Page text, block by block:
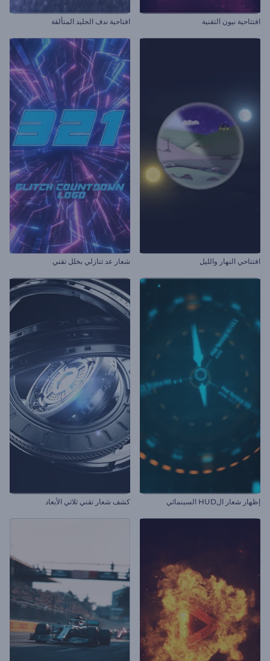
افتتاحية نيون التقنية افتاحية ندف الجليد المتألقة
افتتاحي النهار والليل شعار عد تنازلي بخلل تقني
إظهار شعار الHUD السينمائي كشف شعار تقني ثلاثي الأبعاد